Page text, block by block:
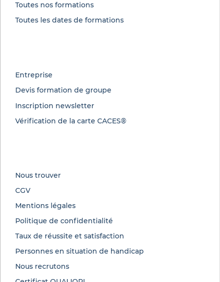
Toutes nos formations
Toutes les dates de formations
Nous trouver
CGV
Mentions légales
Politique de confidentialité
Taux de réussite et satisfaction
Personnes en situation de handicap
Nous recrutons
Entreprise
Devis formation de groupe
Inscription newsletter
Vérification de la carte CACES®